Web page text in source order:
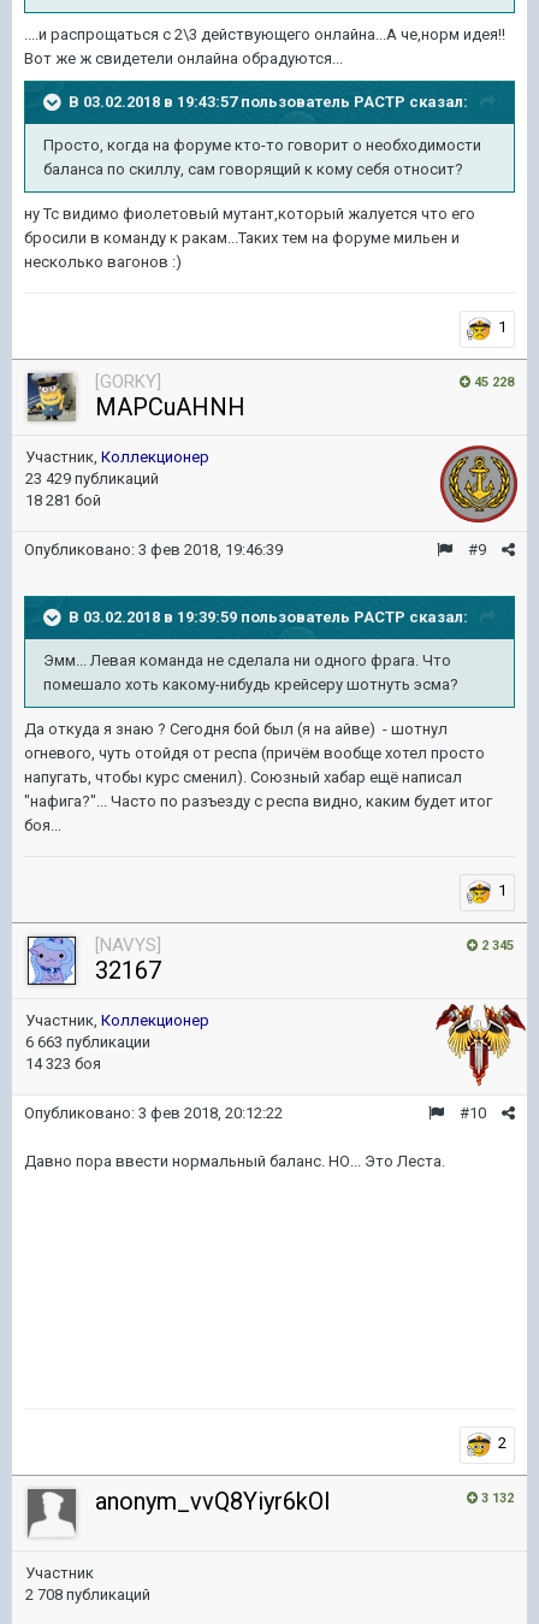
....и распрощаться с 2\3 действующего онлайна...А че,норм идея!!
Вот же ж свидетели онлайна обрадуются...
В 03.02.2018 в 19:43:57 пользователь PACTP сказал:
Просто, когда на форуме кто-то говорит о необходимости
баланса по скиллу, сам говорящий к кому себя относит?
ну Тс видимо фиолетовый мутант,который жалуется что его
бросили в команду к ракам...Таких тем на форуме мильен и
несколько вагонов :)
1
45 228
[GORKY]
MAPCuAHNH
Участник, Коллекционер
23 429 публикаций
18 281 бой
#9
Опубликовано: 3 фев 2018, 19:46:39
В 03.02.2018 в 19:39:59 пользователь PACTP сказал:
Эмм... Левая команда не сделала ни одного фрага. Что
помешало хоть какому-нибудь крейсеру шотнуть эсма?
Да откуда я знаю ? Сегодня бой был (я на айве) - шотнул
огневого, чуть отойдя от респа (причём вообще хотел просто
напугать, чтобы курс сменил). Союзный хабар ещё написал
"нафига?"... Часто по разъезду с респа видно, каким будет итог
боя...
1
2 345
[NAVYS]
32167
Участник, Коллекционер
6 663 публикации
14 323 боя
#10
Опубликовано: 3 фев 2018, 20:12:22
Давно пора ввести нормальный баланс. НО... Это Леста.
2
3 132
anonym_vvQ8Yiyr6kOI
Участник
2 708 публикаций